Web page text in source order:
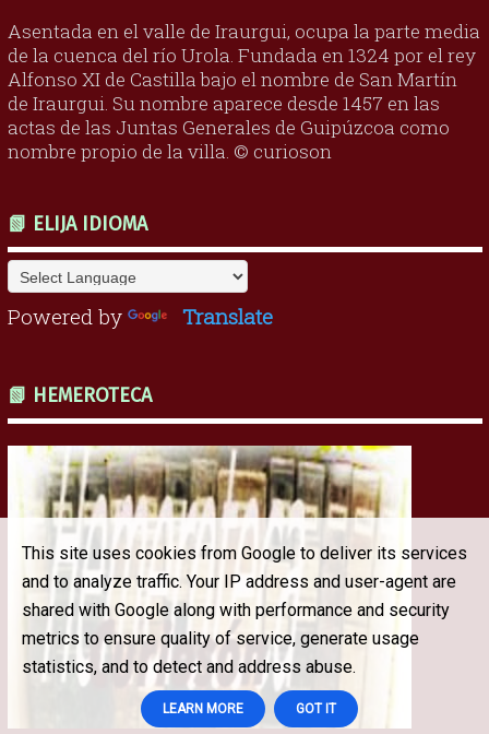
Asentada en el valle de Iraurgui, ocupa la parte media
de la cuenca del río Urola. Fundada en 1324 por el rey
Alfonso XI de Castilla bajo el nombre de San Martín
de Iraurgui. Su nombre aparece desde 1457 en las
actas de las Juntas Generales de Guipúzcoa como
nombre propio de la villa. © curioson
📗 ELIJA IDIOMA
Powered by Translate
📗 HEMEROTECA
This site uses cookies from Google to deliver its services
and to analyze traffic. Your IP address and user-agent are
shared with Google along with performance and security
metrics to ensure quality of service, generate usage
statistics, and to detect and address abuse.
LEARN MORE GOT IT